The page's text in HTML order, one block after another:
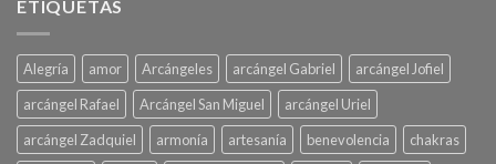
ETIQUETAS
Alegría amor Arcángeles arcángel Gabriel
arcángel Jofiel
arcángel Rafael
Arcángel San Miguel
arcángel Uriel
arcángel Zadquiel
armonía artesanía benevolencia
chakras